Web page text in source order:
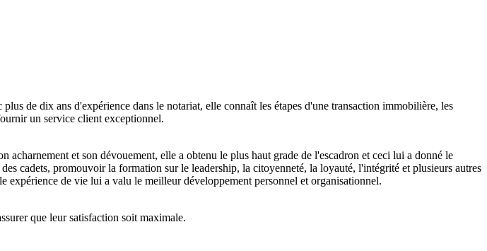
de dix ans d'expérience dans le notariat, elle connaît les étapes d'une transaction immobilière, les
un service client exceptionnel.
et son dévouement, elle a obtenu le plus haut grade de l'escadron et ceci lui a donné le
cadets, promouvoir la formation sur le leadership, la citoyenneté, la loyauté, l'intégrité et plusieurs autres
expérience de vie lui a valu le meilleur développement personnel et organisationnel.
que leur satisfaction soit maximale.